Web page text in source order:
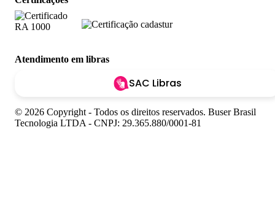
Atendimento em libras
SAC Libras
© 2026 Copyright - Todos os direitos reservados. Buser Brasil
Tecnologia LTDA - CNPJ: 29.365.880/0001-81